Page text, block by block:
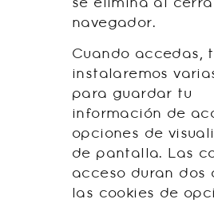
navegador.
Cuando accedas,
instalaremos
para guardar tu
información de
opciones de
de pantalla. Las
acceso duran dos
las cookies de